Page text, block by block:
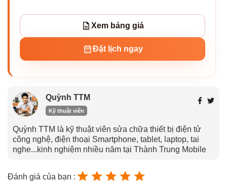
Xem bảng giá
Đặt lịch ngay
Quỳnh TTM
Kỹ thuật viên
Quỳnh TTM là kỹ thuật viên sửa chữa thiết bị điện tử
công nghệ, điện thoại Smartphone, tablet, laptop, tai
nghe...kinh nghiệm nhiều năm tại Thành Trung Mobile
Đánh giá của bạn :